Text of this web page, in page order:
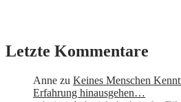
Letzte Kommentare
Anne zu Keines Menschen
Erfahrung hinausgehen…